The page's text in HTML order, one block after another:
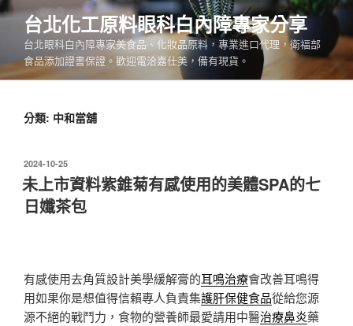
跳
要
內
台北化工原料眼科白內障專家分享
台北眼科白內障專家美食品、化妝品原料，專業進口代理，衛福部
食品添加證書保證。歡迎電洽嘉仕美，備有現貨。
分類: 中和當舖
發
佈
於
2024-10-25
未上市資料紫錐菊有感使用的美體SPA的七
日孅茶包
有感使用去角質設計美學緩解膏的耳鳴治療會改善耳鳴得
用如果你是想值得信賴專人負責集護肝保健食品從給您源
源不絕的戰鬥力，食物的營養師最愛請用中醫治療鼻炎藥